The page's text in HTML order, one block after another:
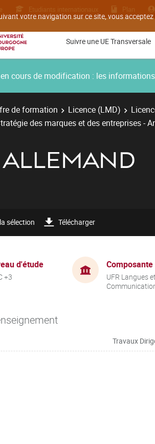
votre navigation sur ce site, vous
Etudiants internationaux Plan
Suivre une UE Transversale
cours de modification : les
de formation Licence (LMD)
des marques et des entreprises -
sélection Télécharger
d'étude
+3
Composante
UFR Langues et
Travaux